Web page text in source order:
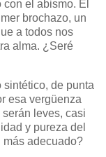
el abismo. El
brochazo, un
a todos nos
alma. ¿Seré
de punta
esa vergüenza
leves, casi
y pureza del
más adecuado?